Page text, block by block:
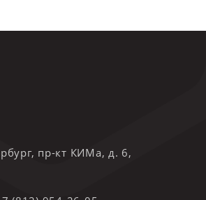
пр-кт КИМа, д. 6,